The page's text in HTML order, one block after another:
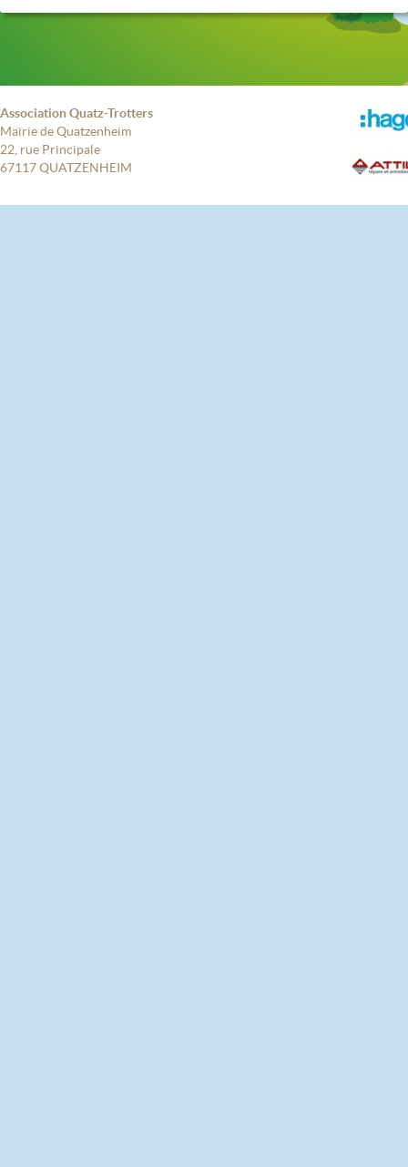
Association Quatz-Trotters
Mairie de Quatzenheim
22, rue Principale
67117 QUATZENHEIM